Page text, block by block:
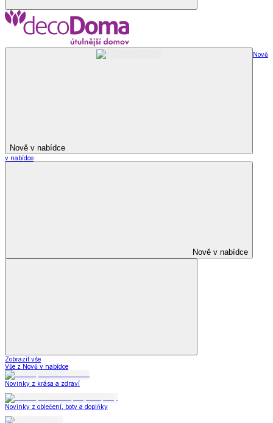
Nově v nabídce
Nově
v nabídce
Nově v nabídce
Zobrazit vše
Vše z Nově v nabídce
Novinky z krása a zdraví
Novinky z oblečení, boty a doplňky